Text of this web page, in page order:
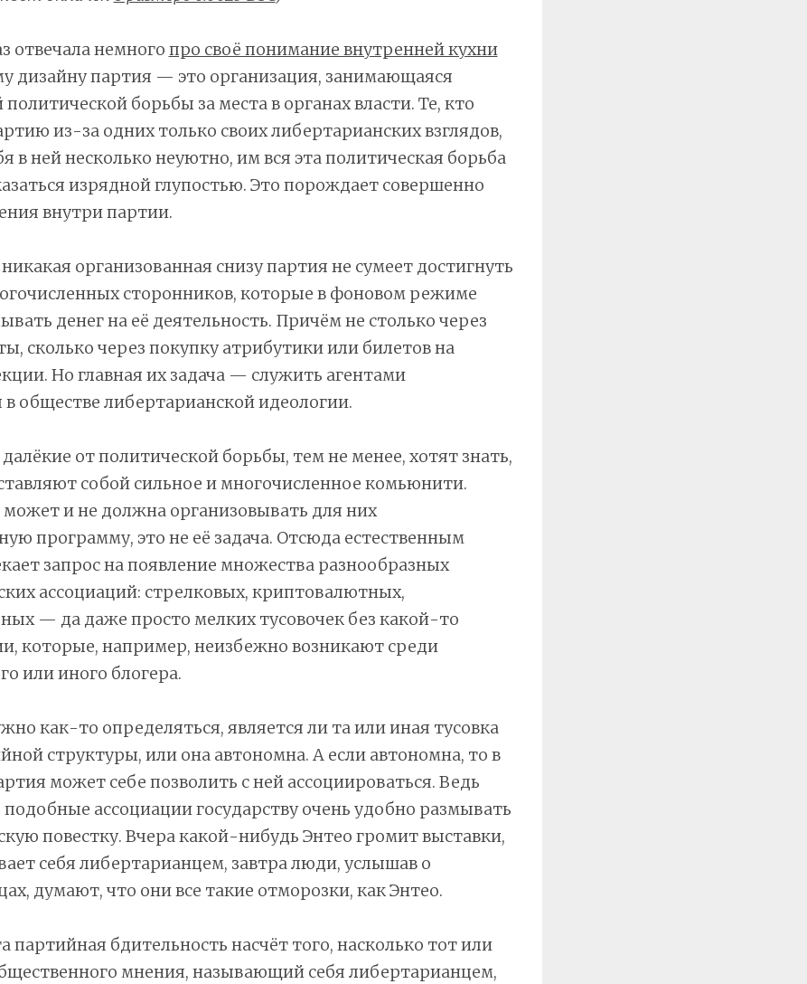
отвечала немного про своё понимание внутренней кухни
дизайну партия — это организация, занимающаяся
борьбы за места в органах власти. Те, кто
из-за одних только своих либертарианских взглядов,
в ней несколько неуютно, им вся эта политическая борьба
изрядной глупостью. Это порождает совершенно
внутри партии.
организованная снизу партия не сумеет достигнуть
сторонников, которые в фоновом режиме
денег на её деятельность. Причём не столько через
сколько через покупку атрибутики или билетов на
Но главная их задача — служить агентами
обществе либертарианской идеологии.
от политической борьбы, тем не менее, хотят знать,
собой сильное и многочисленное комьюнити.
и не должна организовывать для них
программу, это не её задача. Отсюда естественным
запрос на появление множества разнообразных
ассоциаций: стрелковых, криптовалютных,
— да даже просто мелких тусовочек без какой-то
которые, например, неизбежно возникают среди
или иного блогера.
как-то определяться, является ли та или иная тусовка
структуры, или она автономна. А если автономна, то в
может себе позволить с ней ассоциироваться. Ведь
ассоциации государству очень удобно размывать
повестку. Вчера какой-нибудь Энтео громит выставки,
себя либертарианцем, завтра люди, услышав о
думают, что они все такие отморозки, как Энтео.
партийная бдительность насчёт того, насколько тот или
мнения, называющий себя либертарианцем,